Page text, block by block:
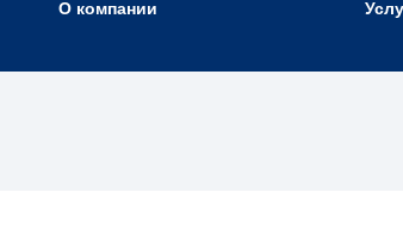
О компании